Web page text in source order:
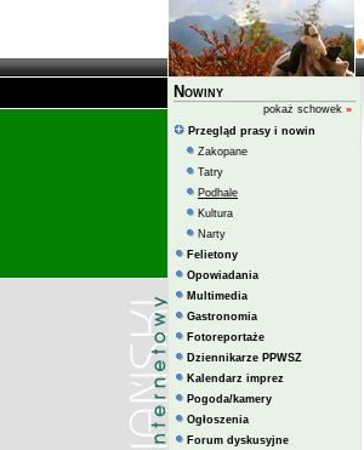
Nowiny
pokaż schowek »
Przegląd prasy i nowin
Zakopane
Tatry
Podhale
Kultura
Narty
Felietony
Opowiadania
Multimedia
Gastronomia
Fotoreportaże
Dziennikarze PPWSZ
Kalendarz imprez
Pogoda/kamery
Ogłoszenia
Forum dyskusyjne